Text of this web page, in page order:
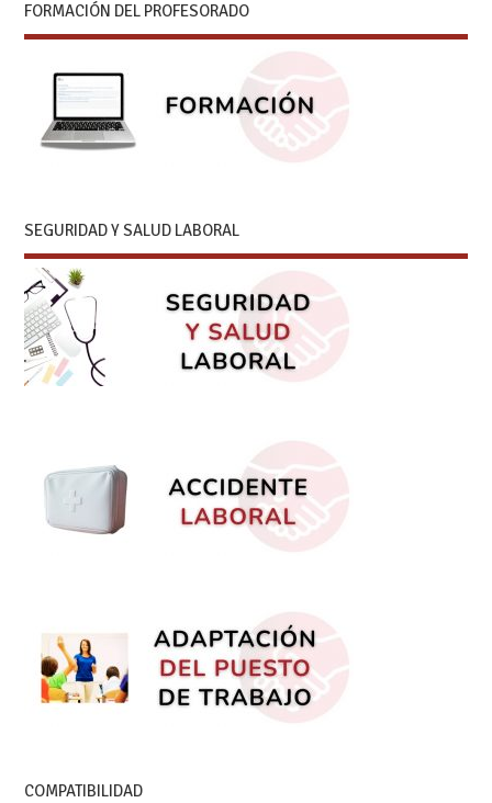
FORMACIÓN DEL PROFESORADO
SEGURIDAD Y SALUD LABORAL
COMPATIBILIDAD